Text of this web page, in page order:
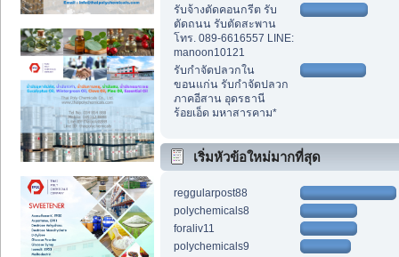
รับจ้างตัดคอนกรีต รับ
ตัดถนน รับตัดสะพาน
โทร. 089-6616557 LINE:
manoon10121
รับกำจัดปลวกใน
ขอนแก่น รับกำจัดปลวก
ภาคอีสาน อุดรธานี
ร้อยเอ็ด มหาสารคาม*
เริ่มหัวข้อใหม่มากที่สุด
reggularpost88
polychemicals8
foraliv11
polychemicals9